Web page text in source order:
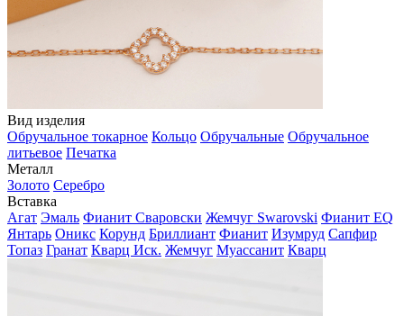
Вид изделия
Обручальное токарное Кольцо Обручальные Обручальное
литьевое Печатка
Металл
Золото Серебро
Вставка
Агат Эмаль Фианит Сваровски Жемчуг Swarovski Фианит EQ
Янтарь Оникс Корунд Бриллиант Фианит Изумруд Сапфир
Топаз Гранат Кварц Иск. Жемчуг Муассанит Кварц